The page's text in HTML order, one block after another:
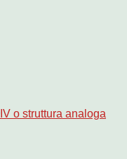
o struttura analoga